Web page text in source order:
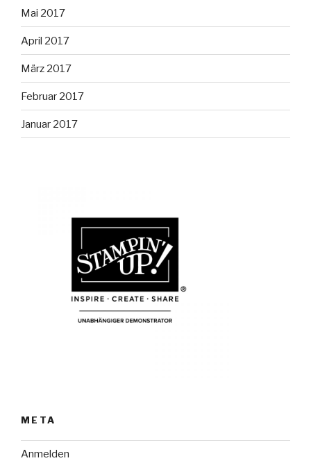
Mai 2017
April 2017
März 2017
Februar 2017
Januar 2017
META
Anmelden